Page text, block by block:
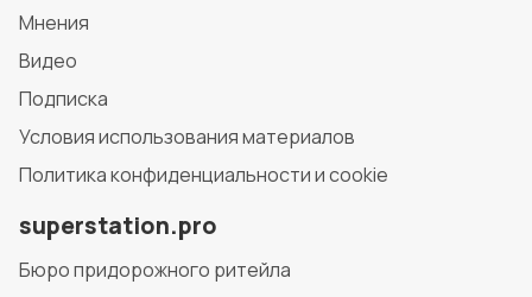
Мнения
Видео
Подписка
Условия использования материалов
Политика конфиденциальности и cookie
superstation.pro
Бюро придорожного ритейла